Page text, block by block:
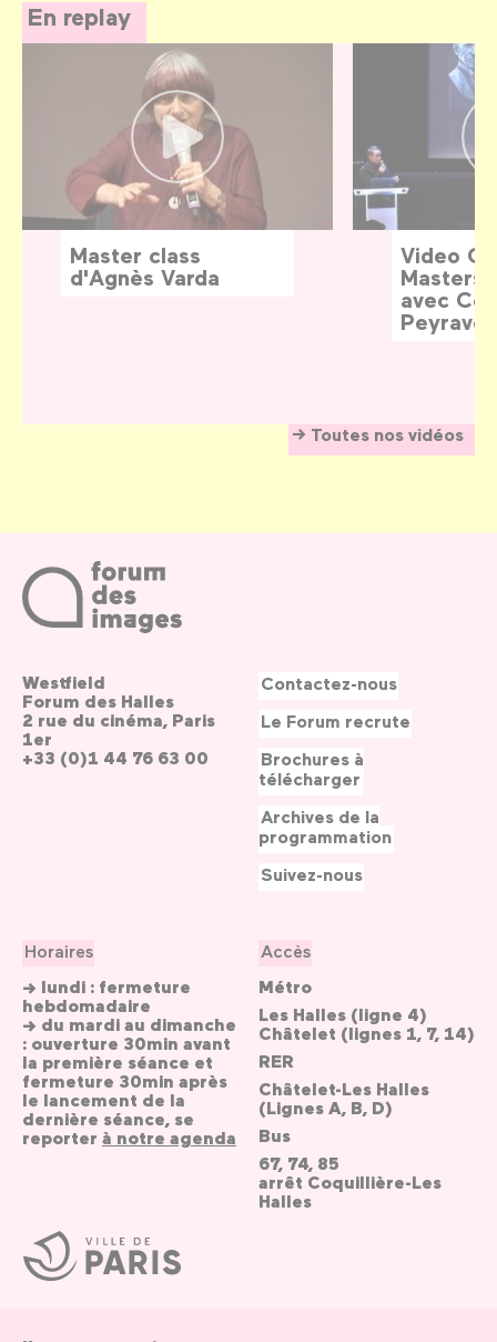
En replay
Toutes nos vidéos
Master class
d'Agnès Varda
Video
avec
Ville
de
Paris
Westfield
Forum des Halles
2 rue du cinéma, Paris
1er
+33 (0)1 44 76 63 00
Horaires
→ lundi : fermeture
hebdomadaire
→ du mardi au dimanche
: ouverture 30min avant
la première séance et
fermeture 30min après
le lancement de la
dernière séance, se
reporter à notre agenda
Accès
Métro
Les Halles (ligne 4)
Châtelet (lignes 1, 7, 14)
RER
Châtelet-Les Halles
(Lignes A, B, D)
Bus
67, 74, 85
arrêt Coquillière-Les
Halles
Contactez-nous
Le Forum recrute
Brochures à
télécharger
Archives de la
programmation
Suivez-nous